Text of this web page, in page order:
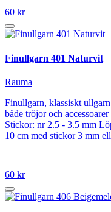
60 kr
Finullgarn 401 Naturvit
Rauma
Finullgarn, klassiskt
både tröjor och
Stickor: nr 2.5 - 3.5 mm
10 cm med stickor 3 mm
60 kr